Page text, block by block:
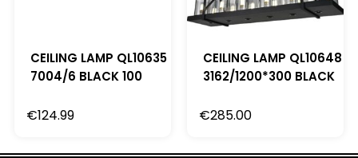
CEILING LAMP QL10635
7004/6 BLACK 100
€124.99
CEILING LAMP QL10648
3162/1200*300 BLACK
€285.00